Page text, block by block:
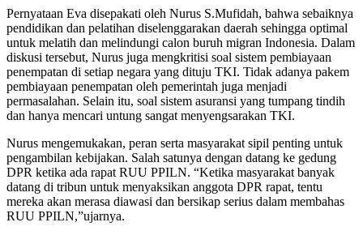
Pernyataan Eva disepakati oleh Nurus S.Mufidah, bahwa sebaiknya
pendidikan dan pelatihan diselenggarakan daerah sehingga optimal
untuk melatih dan melindungi calon buruh migran Indonesia. Dalam
diskusi tersebut, Nurus juga mengkritisi soal sistem pembiayaan
penempatan di setiap negara yang dituju TKI. Tidak adanya pakem
pembiayaan penempatan oleh pemerintah juga menjadi
permasalahan. Selain itu, soal sistem asuransi yang tumpang tindih
dan hanya mencari untung sangat menyengsarakan TKI.
Nurus mengemukakan, peran serta masyarakat sipil penting untuk
pengambilan kebijakan. Salah satunya dengan datang ke gedung
DPR ketika ada rapat RUU PPILN. “Ketika masyarakat banyak
datang di tribun untuk menyaksikan anggota DPR rapat, tentu
mereka akan merasa diawasi dan bersikap serius dalam membahas
RUU PPILN,”ujarnya.